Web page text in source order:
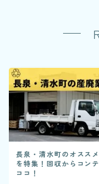
長泉・清水町のオスス
を特集！回収からコン
ココ！